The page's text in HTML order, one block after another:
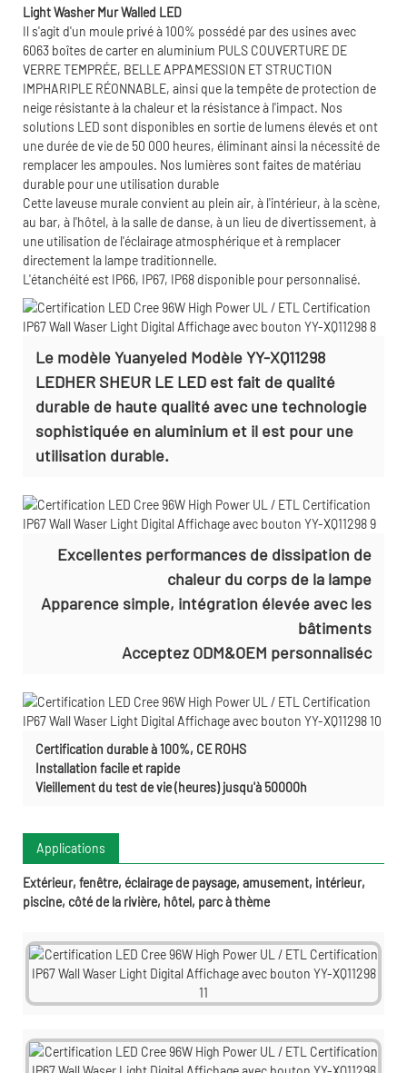
Light Washer Mur Walled LED
Il s'agit d'un moule privé à 100% possédé par des usines avec
6063 boîtes de carter en aluminium PULS COUVERTURE DE
VERRE TEMPRÉE, BELLE APPAMESSION ET STRUCTION
IMPHARIPLE RÉONNABLE, ainsi que la tempête de protection de
neige résistante à la chaleur et la résistance à l'impact. Nos
solutions LED sont disponibles en sortie de lumens élevés et ont
une durée de vie de 50 000 heures, éliminant ainsi la nécessité de
remplacer les ampoules. Nos lumières sont faites de matériau
durable pour une utilisation durable
Cette laveuse murale convient au plein air, à l'intérieur, à la scène,
au bar, à l'hôtel, à la salle de danse, à un lieu de divertissement, à
une utilisation de l'éclairage atmosphérique et à remplacer
directement la lampe traditionnelle.
L'étanchéité est IP66, IP67, IP68 disponible pour personnalisé.
Le modèle Yuanyeled Modèle YY-XQ11298
LEDHER SHEUR LE LED est fait de qualité
durable de haute qualité avec une technologie
sophistiquée en aluminium et il est pour une
utilisation durable.
Excellentes performances de dissipation de
chaleur du corps de la lampe
Apparence simple, intégration élevée avec les
bâtiments
Acceptez ODM&OEM personnaliséc
Certification durable à 100%, CE ROHS
Installation facile et rapide
Vieillement du test de vie (heures) jusqu'à 50000h
Applications
Extérieur, fenêtre, éclairage de paysage, amusement, intérieur,
piscine, côté de la rivière, hôtel, parc à thème